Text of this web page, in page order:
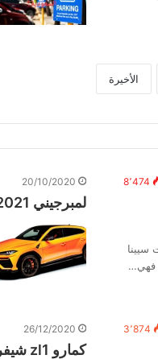
الأخيرة
8٬474
سيينا
20/10/2020
لمبرجيني 2021 اوروس 2021
3٬874 26/12/2020
كمارو zl1 شيفروليه 2021